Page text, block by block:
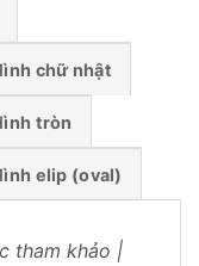
chữ nhật
tròn
elip (oval)
tham khảo |